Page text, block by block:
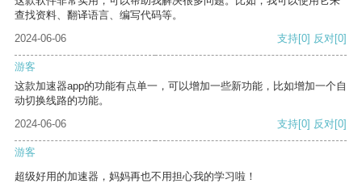
查找资料、翻译语言、编写代码等。
2024-06-06
支持[0] 反对[0]
游客
这款加速器app的功能有点单一，可以增加一些新功能，比如增加一个自
动切换线路的功能。
2024-06-06
支持[0] 反对[0]
游客
超级好用的加速器，妈妈再也不用担心我的学习啦！